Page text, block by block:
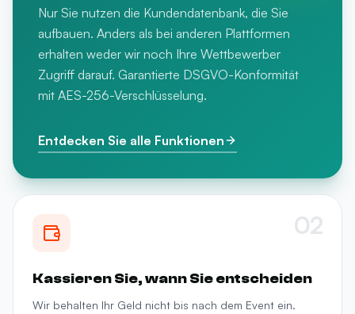
Nur Sie nutzen die Kundendatenbank, die Sie
aufbauen. Anders als bei anderen Plattformen
erhalten weder wir noch Ihre Wettbewerber
Zugriff darauf. Garantierte DSGVO-Konformität
mit AES-256-Verschlüsselung.
Entdecken Sie alle Funktionen
02
Kassieren Sie, wann Sie entscheiden
Wir behalten Ihr Geld nicht bis nach dem Event ein.